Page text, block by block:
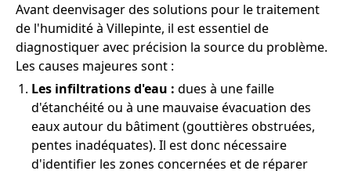
Avant deenvisager des solutions pour le traitement
de l'humidité à Villepinte, il est essentiel de
diagnostiquer avec précision la source du problème.
Les causes majeures sont :
Les infiltrations d'eau : dues à une faille
d'étanchéité ou à une mauvaise évacuation des
eaux autour du bâtiment (gouttières obstruées,
pentes inadéquates). Il est donc nécessaire
d'identifier les zones concernées et de réparer